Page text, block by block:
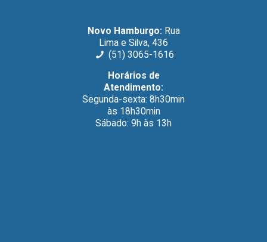
Novo Hamburgo: Rua
Lima e Silva, 436
(51) 3065-1616
Horários de
Atendimento:
Segunda-sexta: 8h30min
às 18h30min
Sábado: 9h às 13h